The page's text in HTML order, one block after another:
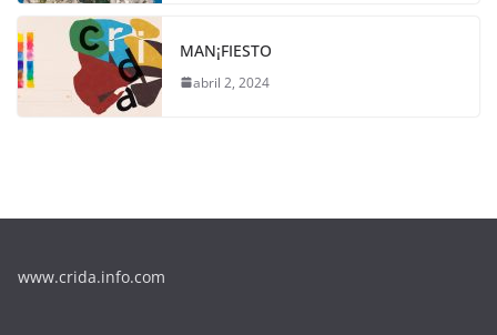
MAN¡FIESTO
abril 2, 2024
www.crida.info.com